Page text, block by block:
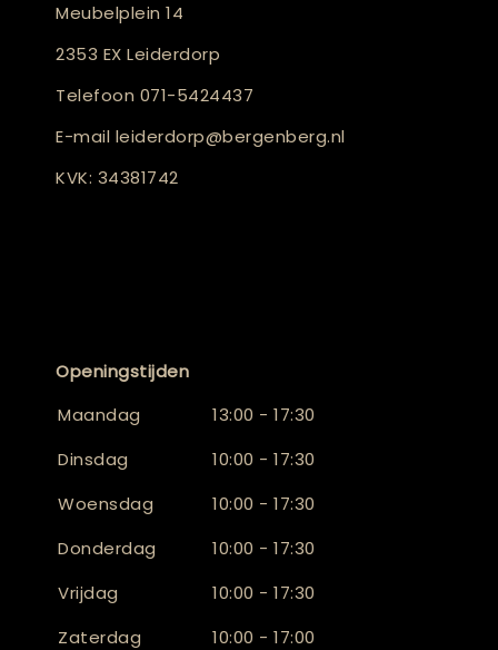
Meubelplein 14
2353 EX Leiderdorp
Telefoon 071-5424437
E-mail leiderdorp@bergenberg.nl
KVK: 34381742
Openingstijden
Maandag
13:00 - 17:30
Dinsdag
10:00 - 17:30
Woensdag
10:00 - 17:30
Donderdag
10:00 - 17:30
Vrijdag
10:00 - 17:30
Zaterdag
10:00 - 17:00